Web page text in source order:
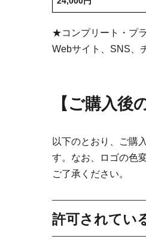
★コンプリート・プ
Webサイト、SNS、
【 ご購入後
以下のとおり、ご購
す。なお、ロゴの色
ご了承ください。
許可されてい